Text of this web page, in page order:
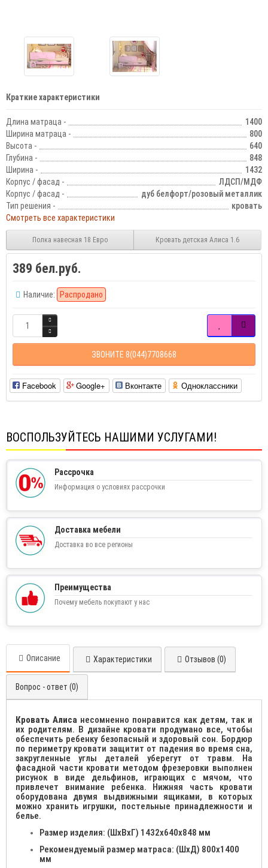
Краткие характеристики
Длина матраца -
1400
Ширина матраца -
800
Высота -
640
Глубина -
848
Ширина -
1432
Корпус / фасад -
ЛДСП/МДФ
Корпус / фасад -
дуб белфорт/розовый металлик
Тип решения -
кровать
Смотреть все характеристики
Полка навесная 18 Евро Кровать детская Алиса 1.6
389 бел.руб.
Наличие: Распродано
ЗВОНИТЕ 8(044)7708668
Facebook Google+ Вконтакте Одноклассники
ВОСПОЛЬЗУЙТЕСЬ НАШИМИ УСЛУГАМИ!
Рассрочка
Информация о условиях рассрочки
Доставка мебели
Доставка во все регионы
Преимущества
Почему мебель покупают у нас
Описание Характеристики Отзывов (0)
Вопрос - ответ (0)
Кровать Алиса несомненно понравится как детям, так и
их родителям. В дизайне кровати продумано все, чтобы
обеспечить ребенку безопасный и здоровый сон. Бордюр
по периметру кровати защитит от падения во время сна,
закругленные углы деталей уберегут от травм. На
фасадной части кровати методом фрезеровки выполнен
рисунок в виде дельфинов, играющих с мячом, что
привлечет внимание ребенка. Нижняя часть кровати
оборудована двумя выдвижными ящиками, в которых
можно хранить игрушки, постельные принадлежности и
белье.
Размер изделия: (ШхВхГ) 1432х640х848 мм
Рекомендуемый размер матраса: (ШхД) 800х1400
мм